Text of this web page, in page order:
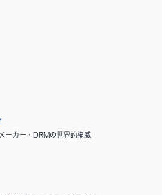
ーカー・DRMの世界的権威